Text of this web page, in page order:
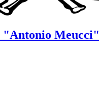
"Antonio Meucci"